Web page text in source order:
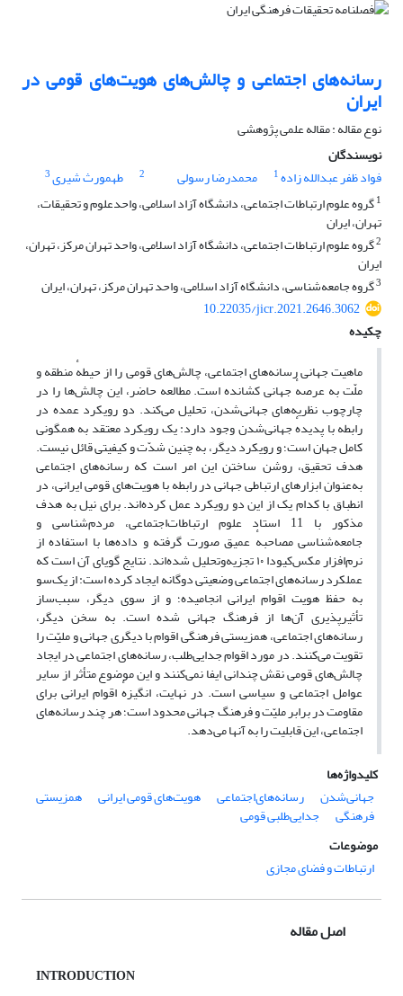
رسانه‌های اجتماعی و چالش‌های هویت‌های قومی در
ایران
نوع مقاله : مقاله علمی پژوهشی
نویسندگان
فواد ظفر عبدالله زاده1 محمدرضا رسولی 2 طهمورث شیری3
1گروه علوم ارتباطات اجتماعی، دانشگاه آزاد اسلامی، واحدعلوم و تحقیقات،
تهران، ایران
2گروه علوم ارتباطات اجتماعی، دانشگاه آزاد اسلامی، واحد تهران مرکز، تهران،
ایران
3گروه جامعه‌شناسی، دانشگاه آزاد اسلامی، واحد تهران مرکز، تهران، ایران
10.22035/jicr.2021.2646.3062
چکیده
ماهیت جهانی رسانه‌های اجتماعی، چالش‌‌های قومی را از حیطهٔ منطقه و
ملّت به عرصهٔ جهانی کشانده است. مطالعه حاضر، این چالش‌‌ها را در
چارچوب نظریه‌های جهانی‌شدن، تحلیل می‌کند. دو رویکرد عمده در
رابطه با پدیدهٔ جهانی‌شدن وجود دارد: یک رویکرد معتقد به همگونی
کامل جهان است؛ و رویکرد دیگر، به چنین شدّت و کیفیتی قائل نیست.
هدف تحقیق، روشن ساختن این امر است که رسانه‌های اجتماعی
به‌عنوان ابزارهای ارتباطی جهانی در رابطه با هویت‌‌های قومی ایرانی، در
انطباق با کدام یک از این دو رویکرد عمل کرده‌اند. برای نیل به هدف
مذکور با 11 استاد علوم ارتباطات‌اجتماعی، مردم‌شناسی و
جامعه‌شناسی مصاحبهٔ عمیق صورت گرفته و داده‌ها با استفاده از
نرم‌افزار مکس‌کیودا ۱۰ تجزیه‌وتحلیل شده‌اند. نتایج گویای آن است که
عملکرد رسانه‌های اجتماعی وضعیتی دوگانه ایجاد کرده‌ است: از یک‌سو
به حفظ هویت اقوام ایرانی انجامیده؛ و از سوی دیگر، سبب‌‌ساز
تأثیرپذیری آن‌ها از فرهنگ جهانی شده‌ است. به سخن دیگر،
رسانه‌های اجتماعی، همزیستی فرهنگی اقوام با دیگری جهانی و ملیّت را
تقویت می‌کنند. در مورد اقوام جدایی‌طلب، رسانه‌های اجتماعی در ایجاد
چالش‌های قومی نقش چندانی ایفا نمی‌کنند و این موضوع متأثر از سایر
عوامل اجتماعی و سیاسی است. در نهایت، انگیزهٔ اقوام ایرانی برای
مقاومت در برابر ملیّت و فرهنگ جهانی محدود است؛ هر چند رسانه‌های
اجتماعی، این قابلیت را به آنها می‌‌دهد.
کلیدواژه‌ها
جهانی‌شدن
رسانه‌های‌اجتماعی هویت‌های قومی ایرانی همزیستی
فرهنگی
جدایی‌طلبی قومی
موضوعات
ارتباطات و فضای مجازی
اصل مقاله
INTRODUCTION